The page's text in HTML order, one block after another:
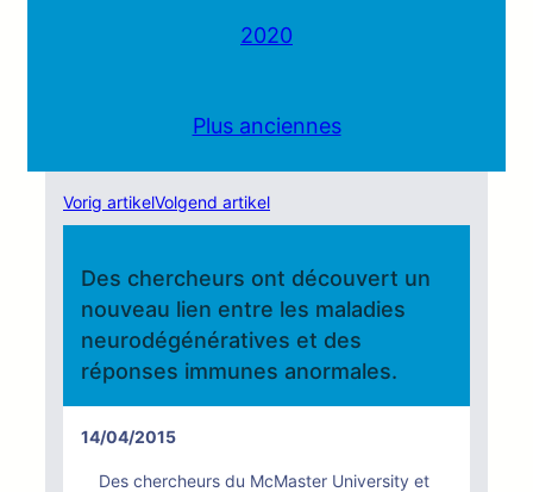
2020
Plus anciennes
Vorig artikelVolgend artikel
Des chercheurs ont découvert un
nouveau lien entre les maladies
neurodégénératives et des
réponses immunes anormales.
14/04/2015
Des chercheurs du McMaster University et